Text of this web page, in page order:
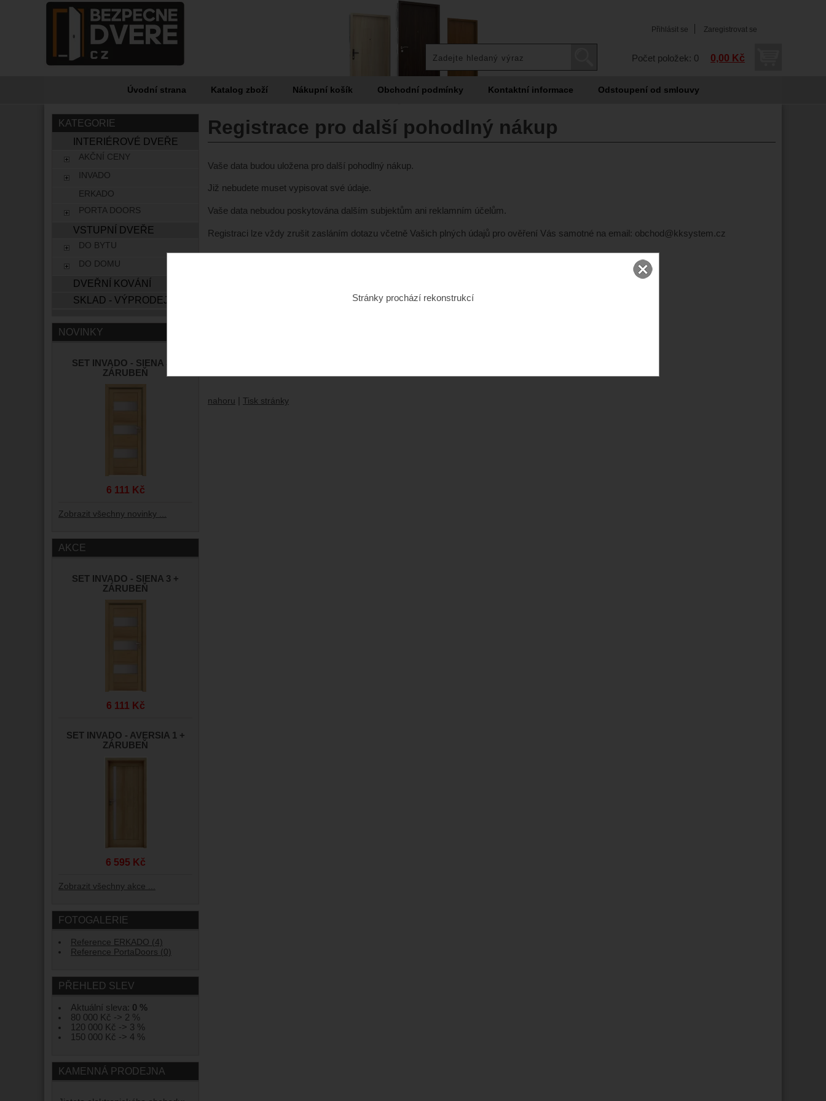
Přihlásit se Zaregistrovat se
Počet položek: 0 0,00 Kč
Úvodní strana Katalog zboží Nákupní košík Obchodní podmínky Kontaktní informace Odstoupení od smlouvy
Registrace pro další pohodlný nákup
Vaše data budou uložena pro další pohodlný nákup.
Již nebudete muset vypisovat své údaje.
Vaše data nebudou poskytována dalším subjektům ani reklamním účelům.
Registraci lze vždy zrušit zasláním dotazu včetně Vašich plných údajů pro ověření Vás samotné na email: obchod@kksystem.cz
nahoru Tisk stránky
KATEGORIE
INTERIÉROVÉ DVEŘE
AKČNÍ CENY
INVADO
ERKADO
PORTA DOORS
VSTUPNÍ DVEŘE
DO BYTU
DO DOMU
DVEŘNÍ KOVÁNÍ
SKLAD - VÝPRODEJ
NOVINKY
SET INVADO - SIENA 3 +
ZÁRUBEŇ
6 111 Kč
Zobrazit všechny novinky ...
AKCE
SET INVADO - SIENA 3 +
ZÁRUBEŇ
6 111 Kč
SET INVADO - AVERSIA 1 +
ZÁRUBEŇ
6 595 Kč
Zobrazit všechny akce ...
FOTOGALERIE
Reference ERKADO (4)
Reference PortaDoors (0)
PŘEHLED SLEV
Aktuální sleva: 0 %
80 000 Kč -> 2 %
120 000 Kč -> 3 %
150 000 Kč -> 4 %
KAMENNÁ PRODEJNA
Stránky prochází rekonstrukcí